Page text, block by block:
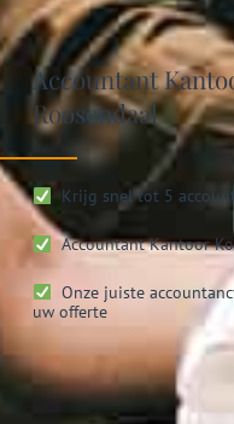
Accountant
Roosendaal
Krijg snel tot 5
Accountant Kantoor
Onze juiste
uw offerte